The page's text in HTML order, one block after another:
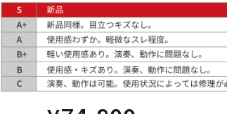
その他楽器
レコーディン
グ機器
配信/ライブ
機器